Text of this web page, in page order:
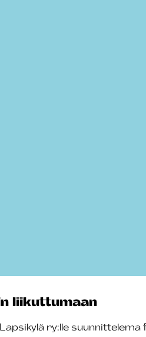
liikuttumaan
ry:lle suunnittelema